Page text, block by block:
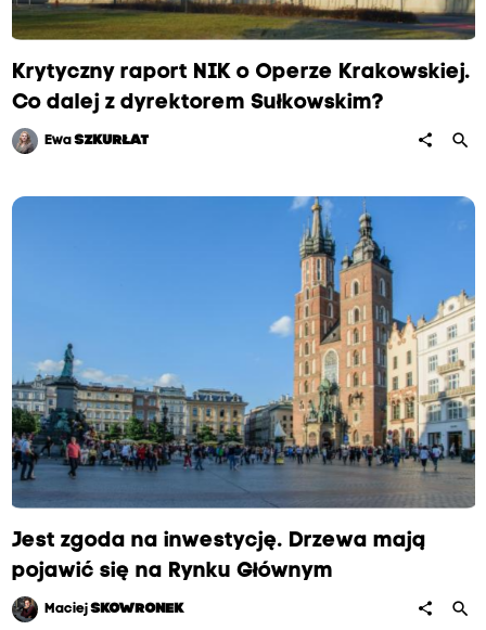
Krytyczny raport NIK o Operze Krakowskiej.
Co dalej z dyrektorem Sułkowskim?
EwaSZKURŁAT share search
Jest zgoda na inwestycję. Drzewa mają
pojawić się na Rynku Głównym
MaciejSKOWRONEK share search